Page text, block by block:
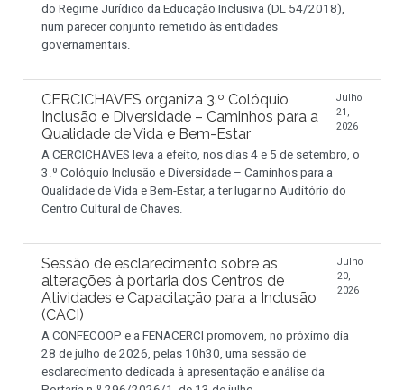
do Regime Jurídico da Educação Inclusiva (DL 54/2018),
num parecer conjunto remetido às entidades
governamentais.
CERCICHAVES organiza 3.º Colóquio
Inclusão e Diversidade – Caminhos para a
Qualidade de Vida e Bem-Estar
Julho
21,
2026
A CERCICHAVES leva a efeito, nos dias 4 e 5 de setembro, o
3.º Colóquio Inclusão e Diversidade – Caminhos para a
Qualidade de Vida e Bem-Estar, a ter lugar no Auditório do
Centro Cultural de Chaves.
Sessão de esclarecimento sobre as
alterações à portaria dos Centros de
Atividades e Capacitação para a Inclusão
(CACI)
Julho
20,
2026
A CONFECOOP e a FENACERCI promovem, no próximo dia
28 de julho de 2026, pelas 10h30, uma sessão de
esclarecimento dedicada à apresentação e análise da